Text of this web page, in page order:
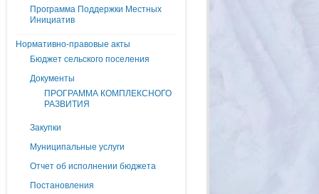
Программа Поддержки Местных
Инициатив
Нормативно-правовые акты
Бюджет сельского поселения
Документы
ПРОГРАММА КОМПЛЕКСНОГО
РАЗВИТИЯ
Закупки
Муниципальные услуги
Отчет об исполнении бюджета
Постановления